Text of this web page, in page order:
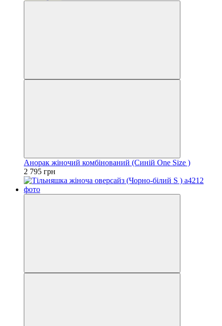
Анорак жіночий комбінований (Синій One Size )
2 795 грн